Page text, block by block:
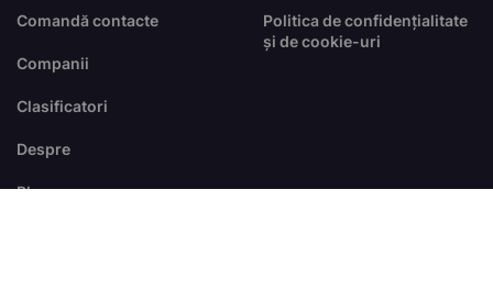
Comandă contacte
Companii
Clasificatori
Despre
Blog
Politica de confidențialitate
și de cookie-uri